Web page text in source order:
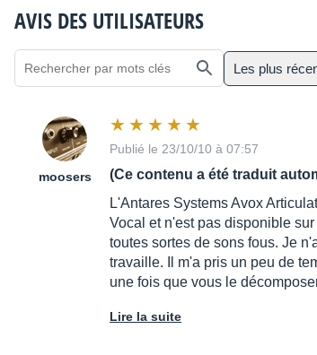
AVIS DES UTILISATEURS
Les plus
moosers
Publié le 23/10/10 à 07:57
(Ce contenu a été traduit
L'Antares Systems Avox
Vocal et n'est pas disponible
toutes sortes de sons fous. Je
travaille. Il m'a pris un peu de
une fois que vous le
Lire la suite